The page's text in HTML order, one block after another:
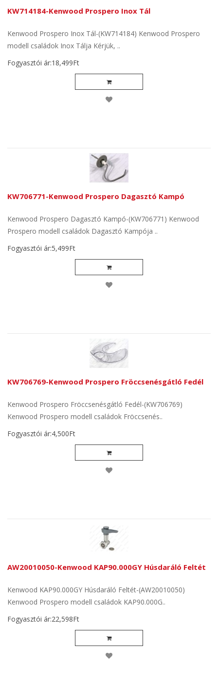
KW714184-Kenwood Prospero Inox Tál
Kenwood Prospero Inox Tál-(KW714184) Kenwood Prospero
modell családok Inox Tálja Kérjük, ..
Fogyasztói ár:18,499Ft
KW706771-Kenwood Prospero Dagasztó Kampó
Kenwood Prospero Dagasztó Kampó-(KW706771) Kenwood
Prospero modell családok Dagasztó Kampója ..
Fogyasztói ár:5,499Ft
KW706769-Kenwood Prospero Fröccsenésgátló Fedél
Kenwood Prospero Fröccsenésgátló Fedél-(KW706769)
Kenwood Prospero modell családok Fröccsenés..
Fogyasztói ár:4,500Ft
AW20010050-Kenwood KAP90.000GY Húsdaráló Feltét
Kenwood KAP90.000GY Húsdaráló Feltét-(AW20010050)
Kenwood Prospero modell családok KAP90.000G..
Fogyasztói ár:22,598Ft